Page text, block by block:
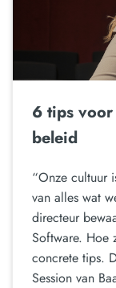
6 tips
beleid
“Onze cultuur
van alles wat
directeur
Software. Hoe
concrete tips.
Session van